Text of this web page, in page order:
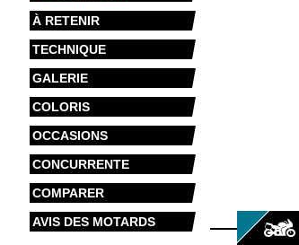
À RETENIR
TECHNIQUE
GALERIE
COLORIS
OCCASIONS
CONCURRENTE
COMPARER
AVIS DES MOTARDS